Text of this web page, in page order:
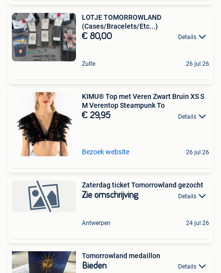
LOTJE TOMORROWLAND
(Cases/Bracelets/Etc...)
€ 80,00 Details
Zulte 26 jul 26
KIMU® Top met Veren Zwart Bruin XS S
M Verentop Steampunk To
€ 29,95 Details
Bezoek website 26 jul 26
Zaterdag ticket Tomorrowland gezocht
Zie omschrijving Details
Antwerpen 24 jul 26
Tomorrowland medaillon
Bieden Details